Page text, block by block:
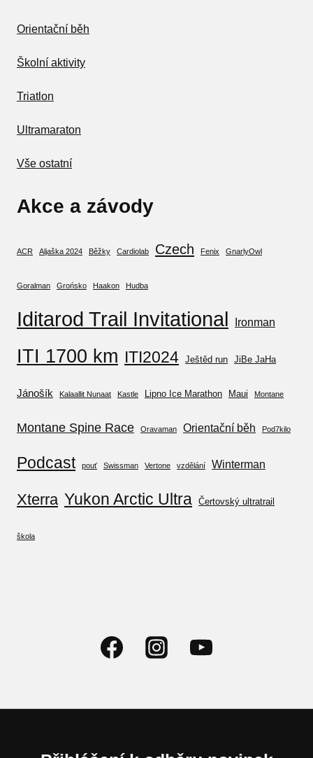
Orientační běh
Školní aktivity
Triatlon
Ultramaraton
Vše ostatní
Akce a závody
ACR Aljaška 2024 Běžky Cardiolab Czech Fenix GnarlyOwl
Goralman Grońsko Haakon Hudba
Iditarod Trail Invitational Ironman
ITI 1700 km ITI2024 Ještěd run JiBe JaHa
Jánošík Kalaallit Nunaat Kastle Lipno Ice Marathon Maui Montane
Montane Spine Race Oravaman Orientační běh Pod7kilo
Podcast pouť Swissman Vertone vzdělání Winterman
Xterra Yukon Arctic Ultra Čertovský ultratrail
škola